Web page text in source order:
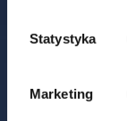
Statystyka
Marketing
Poznań